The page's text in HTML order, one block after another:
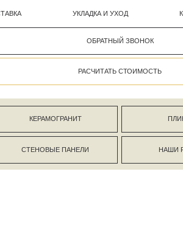
КОНТАКТЫ
УКЛАДКА И УХОД
НАШИ РАБОТЫ
ПЛИНТУС